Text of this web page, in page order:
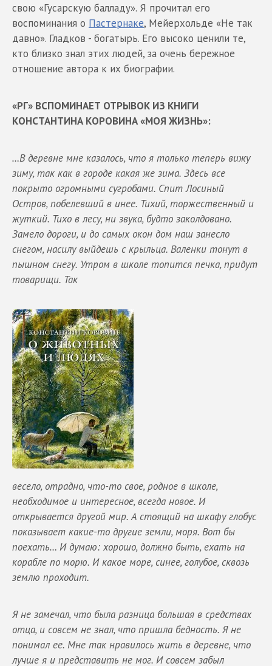
свою «Гусарскую балладу». Я прочитал его
воспоминания о Пастернаке, Мейерхольде «Не так
давно». Гладков - богатырь. Его высоко ценили те,
кто близко знал этих людей, за очень бережное
отношение автора к их биографии.
«РГ» ВСПОМИНАЕТ ОТРЫВОК ИЗ КНИГИ
КОНСТАНТИНА КОРОВИНА «МОЯ ЖИЗНЬ»:
…В деревне мне казалось, что я только теперь вижу
зиму, так как в городе какая же зима. Здесь все
покрыто огромными сугробами. Спит Лосиный
Остров, побелевший в инее. Тихий, торжественный и
жуткий. Тихо в лесу, ни звука, будто заколдовано.
Замело дороги, и до самых окон дом наш занесло
снегом, насилу выйдешь с крыльца. Валенки тонут в
пышном снегу. Утром в школе топится печка, придут
товарищи. Так
весело, отрадно, что-то свое, родное в школе,
необходимое и интересное, всегда новое. И
открывается другой мир. А стоящий на шкафу глобус
показывает какие-то другие земли, моря. Вот бы
поехать… И думаю: хорошо, должно быть, ехать на
корабле по морю. И какое море, синее, голубое, сквозь
землю проходит.
Я не замечал, что была разница большая в средствах
отца, и совсем не знал, что пришла бедность. Я не
понимал ее. Мне так нравилось жить в деревне, что
лучше я и представить не мог. И совсем забыл